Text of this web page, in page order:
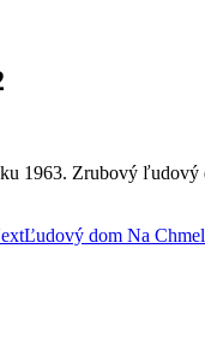
1963. Zrubový ľudový
Ľudový dom Na